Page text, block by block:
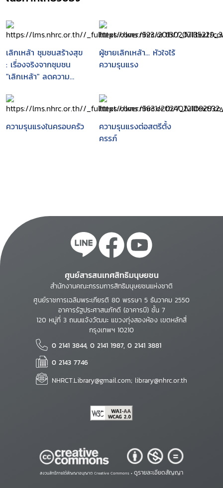
เลิกเหล้า ชุมชนสร้างสุข
: เรื่องจริงจากชุมชน
"เลิกเหล้า" ลดความ
ผู้ชายเลิกเหล้า... หัวใจไร้
ความรุนแรง
ความรุนแรงในครอบครัว
ความรุนแรงต่อสตรีตั้ง
ครรภ์
ศูนย์สารสนเทศสิทธิมนุษยชน
สำนักงานคณะกรรมการสิทธิมนุษยชนแห่งชาติ
ศูนย์ราชการเฉลิมพระเกียรติ 80 พรรษา 5 ธันวาคม 2550
อาคารรัฐประศาสนภักดี (อาคารบี) ชั้น 7
120 หมู่ที่ 3 ถนนแจ้งวัฒนะ แขวงทุ่งสองห้อง เขตหลักสี่
กรุงเทพฯ 10210
0 2141 3844, 0 2141 1987, 0 2141 3881
0 2143 7746
NHRCT.Library@gmail.com; library@nhrc.or.th
สงวนสิทธิ์ภายใต้สัญญาอนุญาต Creative Commons • ดูรายละเอียดสัญญา